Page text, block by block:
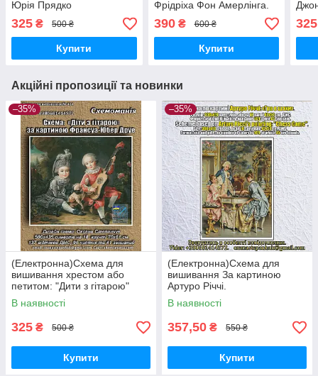
Юрія Прядко
"Господарочка".
325 ₴ 500 ₴
Купити
Фрідріха Фон Амерлінга.
390₴ 600 ₴
Купити
325
Акційні пропозиції та новинки
–35%
(Електронна)Схема для
вишивання хрестом або
петитом: "Дити з гітарою"
В наявності
325 ₴ 500 ₴
Купити
–35%
(Електронна)Схема для
вишивання За картиною
Артуро Річчі.
В наявності
357,50 ₴ 550 ₴
Купити